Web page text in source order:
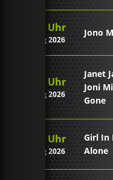
22:17 Uhr
07. Aug 2026
Jono
22:13 Uhr
07. Aug 2026
Janet
Joni
Gone
22:11 Uhr
07. Aug 2026
Girl In
Alone